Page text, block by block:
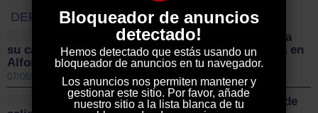
Bloqueador de anuncios
detectado!
Hemos detectado que estás usando un
bloqueador de anuncios en tu navegador.
Los anuncios nos permiten mantener y
gestionar este sitio. Por favor, añade
nuestro sitio a la lista blanca de tu
DEPORTES
El Sporting Cabanillas lanza
su campaña de abonados y mantiene la confianza en
Alfonso Gutiérrez para el nuevo proyecto
07/08/2026 09:16 AM
Sigüenza da el pistoletazo de